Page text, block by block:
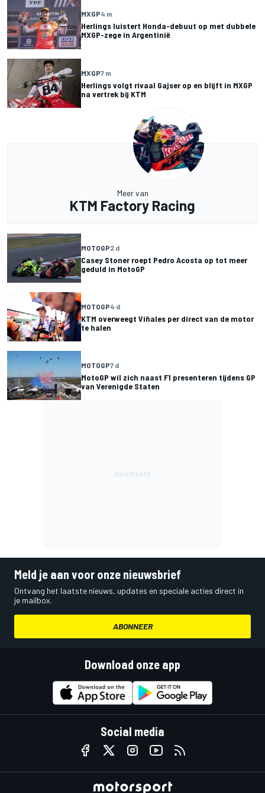
MXGP4 m
Herlings luistert Honda-debuut op met dubbele
MXGP-zege in Argentinië
MXGP7 m
Herlings volgt rivaal Gajser op en blijft in MXGP
na vertrek bij KTM
Meer van
KTM Factory Racing
MOTOGP2 d
Casey Stoner roept Pedro Acosta op tot meer
geduld in MotoGP
MOTOGP4 d
KTM overweegt Viñales per direct van de motor
te halen
MOTOGP7 d
MotoGP wil zich naast F1 presenteren tijdens GP
van Verenigde Staten
Meld je aan voor onze nieuwsbrief
Ontvang het laatste nieuws, updates en speciale acties direct in
je mailbox.
ABONNEER
Download onze app
Social media